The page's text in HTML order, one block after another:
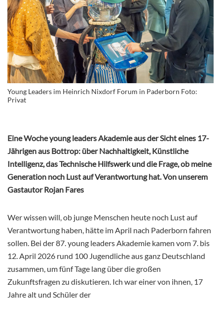
Young Leaders im Heinrich Nixdorf Forum in Paderborn Foto:
Privat
Eine Woche young leaders Akademie aus der Sicht eines 17-
Jährigen aus Bottrop: über Nachhaltigkeit, Künstliche
Intelligenz, das Technische Hilfswerk und die Frage, ob meine
Generation noch Lust auf Verantwortung hat. Von unserem
Gastautor Rojan Fares
Wer wissen will, ob junge Menschen heute noch Lust auf
Verantwortung haben, hätte im April nach Paderborn fahren
sollen. Bei der 87. young leaders Akademie kamen vom 7. bis
12. April 2026 rund 100 Jugendliche aus ganz Deutschland
zusammen, um fünf Tage lang über die großen
Zukunftsfragen zu diskutieren. Ich war einer von ihnen, 17
Jahre alt und Schüler der